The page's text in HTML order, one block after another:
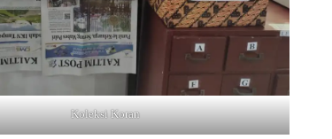
Koleksi Koran